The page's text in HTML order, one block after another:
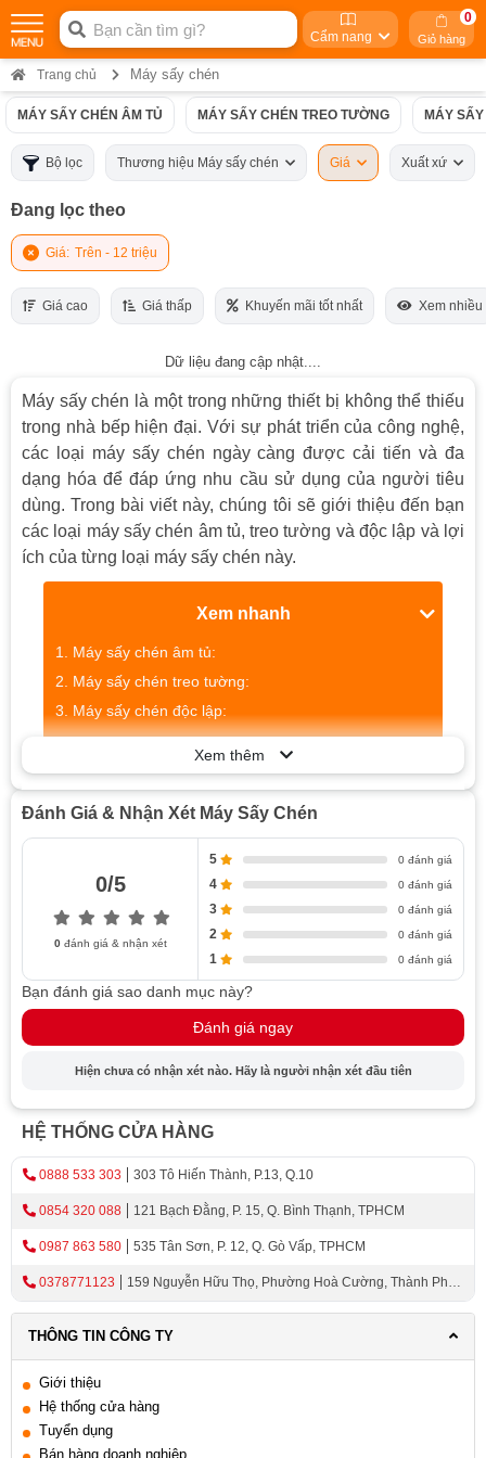
Cẩm nang Giỏ hàng
0
Trang chủ Máy sấy chén
MÁY SẤY CHÉN ÂM TỦ MÁY SẤY CHÉN TREO TƯỜNG MÁY
Bộ lọc Thương hiệu Máy sấy chén Giá Xuất xứ
Đang lọc theo
Giá: Trên - 12 triệu
Giá cao Giá thấp Khuyến mãi tốt nhất Xem nhiều
Dữ liệu đang cập nhật....
Máy sấy chén là một trong những thiết bị không thể thiếu
trong nhà bếp hiện đại. Với sự phát triển của công nghệ,
các loại máy sấy chén ngày càng được cải tiến và đa
dạng hóa để đáp ứng nhu cầu sử dụng của người tiêu
dùng. Trong bài viết này, chúng tôi sẽ giới thiệu đến bạn
các loại máy sấy chén âm tủ, treo tường và độc lập và lợi
ích của từng loại máy sấy chén này.
Xem nhanh
Máy sấy chén âm tủ:
Máy sấy chén treo tường:
Máy sấy chén độc lập:
Máy Sấy Chén Âm Tủ:
Máy sấy chén âm tủ là một lựa chọn thông minh cho
những người muốn tiết kiệm không gian trong nhà bếp.
Với thiết kế âm tủ, máy sấy chén sẽ được lắp đặt ngay
không gian. Máy sấy chén âm tủ có thể sấy khô chén đĩa,
muỗng nĩa và các dụng cụ nhà bếp khác một cách nhanh
chóng và hiệu quả. Bạn cũng có thể lựa chọn các loại
máy sấy chén âm tủ có dung tích và kiểu dáng khác nhau
để phù hợp với nhu cầu và phong cách của gia đình
Máy sấy chén treo tường là một lựa chọn phổ biến cho
những người muốn tiết kiệm không gian đặc biệt là trong
máy sấy chén giúp bạn tiết kiệm không gian bếp và sử
dụng các dụng cụ nhà bếp một cách tiện lợi. Máy sấy
chén treo tường có thể sấy khô chén đĩa, muỗng nĩa và
các dụng cụ nhà bếp khác một cách nhanh chóng và hiệu
quả. Bạn cũng có thể lựa chọn các loại máy sấy chén
cách trang trí của căn bếp.
Máy Sấy Chén Độc Lập:
Xem thêm
Đánh Giá & Nhận Xét Máy Sấy Chén
0/5
0đánh giá & nhận xét
5 0 đánh giá
4 0 đánh giá
3 0 đánh giá
2 0 đánh giá
1 0 đánh giá
Bạn đánh giá sao danh mục này?
Đánh giá ngay
Hiện chưa có nhận xét nào. Hãy là người nhận xét đầu tiên
HỆ THỐNG CỬA HÀNG
0888 533 303 303 Tô Hiến Thành, P.13, Q.10
0854 320 088 121 Bạch Đằng, P. 15, Q. Bình Thạnh, TPHCM
0987 863 580 535 Tân Sơn, P. 12, Q. Gò Vấp, TPHCM
0378771123
159 Nguyễn Hữu Thọ, Phường Hoà Cường, Thành Phố
THÔNG TIN CÔNG TY
Giới thiệu
Hệ thống cửa hàng
Tuyển dụng
Bán hàng doanh nghiệp